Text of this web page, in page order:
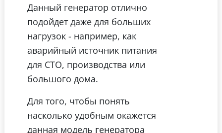
Данный генератор отлично
подойдет даже для больших
нагрузок - например, как
аварийный источник питания
для СТО, производства или
большого дома.
Для того, чтобы понять
насколько удобным окажется
данная модель генератора